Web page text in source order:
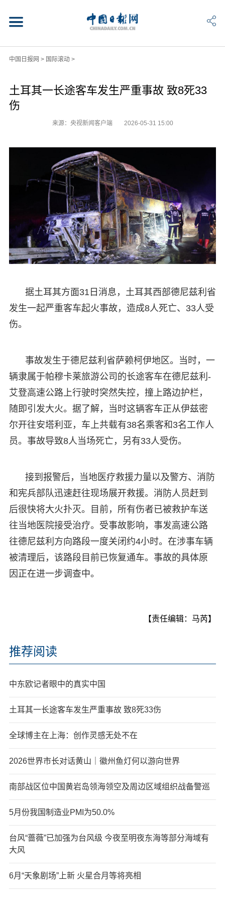
中国日报网 > 国际滚动>
土耳其一长途客车发生严重事故 致8死33
伤
来源：央视新闻客户端 2026-05-31 15:00
据土耳其方面31日消息，土耳其西部德尼兹利省
发生一起严重客车起火事故，造成8人死亡、33人受
伤。
事故发生于德尼兹利省萨赖柯伊地区。当时，一
辆隶属于帕穆卡莱旅游公司的长途客车在德尼兹利-
艾登高速公路上行驶时突然失控，撞上路边护栏，
随即引发大火。据了解，当时这辆客车正从伊兹密
尔开往安塔利亚，车上共载有38名乘客和3名工作人
员。事故导致8人当场死亡，另有33人受伤。
接到报警后，当地医疗救援力量以及警方、消防
和宪兵部队迅速赶往现场展开救援。消防人员赶到
后很快将大火扑灭。目前，所有伤者已被救护车送
往当地医院接受治疗。受事故影响，事发高速公路
往德尼兹利方向路段一度关闭约4小时。在涉事车辆
被清理后，该路段目前已恢复通车。事故的具体原
因正在进一步调查中。
【责任编辑：马芮】
推荐阅读
中东欧记者眼中的真实中国
土耳其一长途客车发生严重事故 致8死33伤
全球博主在上海：创作灵感无处不在
2026世界市长对话黄山｜徽州鱼灯何以游向世界
南部战区位中国黄岩岛领海领空及周边区域组织战备警巡
5月份我国制造业PMI为50.0%
台风“蔷薇”已加强为台风级 今夜至明夜东海等部分海域有
大风
6月“天象剧场”上新 火星合月等将亮相